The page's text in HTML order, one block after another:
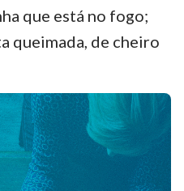
que está no fogo;
queimada, de cheiro